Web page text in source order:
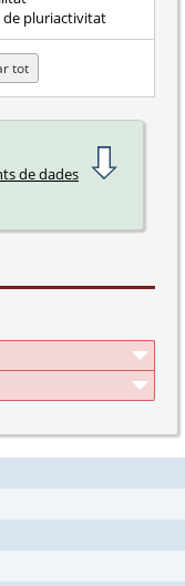
de pluriactivitat
tot
de dades